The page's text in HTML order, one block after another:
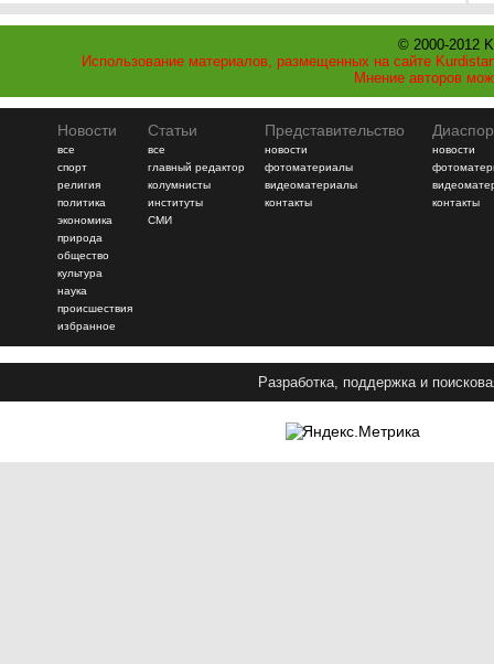
© 2000-2012
Использование материалов, размещенных на сайте
Мнение авторов
Новости
все
спорт
религия
политика
экономика
природа
общество
культура
наука
происшествия
избранное
Статьи
все
главный редактор
колумнисты
институты
СМИ
Представительство
новости
фотоматериалы
видеоматериалы
контакты
новости
контакты
Разработка, поддержка и